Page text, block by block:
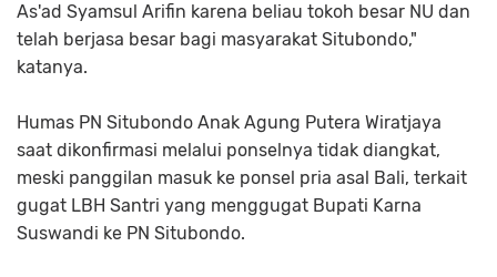
As'ad Syamsul Arifin karena beliau tokoh besar NU dan
telah berjasa besar bagi masyarakat Situbondo,"
katanya.
Humas PN Situbondo Anak Agung Putera Wiratjaya
saat dikonfirmasi melalui ponselnya tidak diangkat,
meski panggilan masuk ke ponsel pria asal Bali, terkait
gugat LBH Santri yang menggugat Bupati Karna
Suswandi ke PN Situbondo.